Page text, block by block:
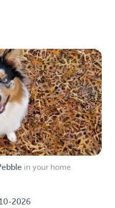
in your home
2026